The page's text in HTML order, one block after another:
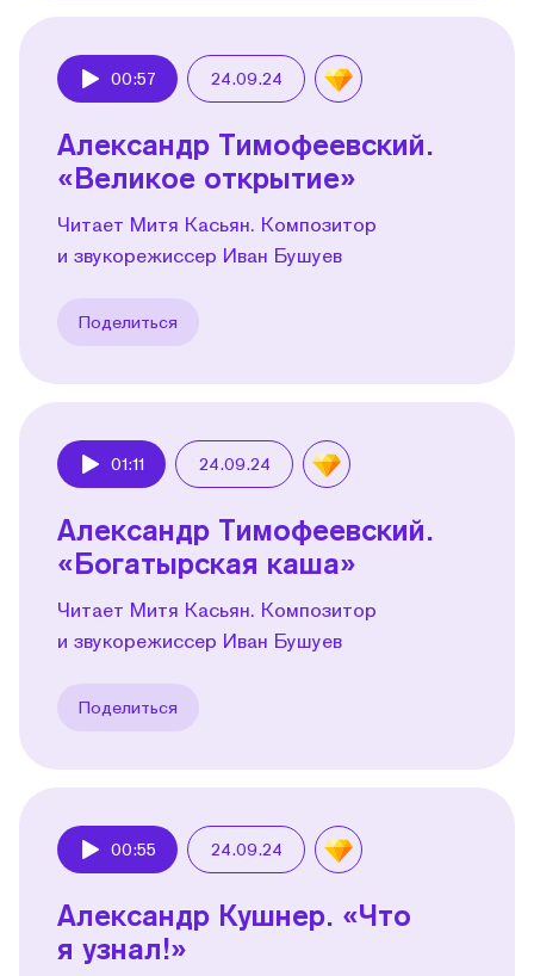
00:57 24.09.24
Александр Тимофеевский.
«Великое открытие»
Читает Митя Касьян. Композитор
и звукорежиссер Иван Бушуев
Поделиться
01:11 24.09.24
Александр Тимофеевский.
«Богатырская каша»
Читает Митя Касьян. Композитор
и звукорежиссер Иван Бушуев
Поделиться
00:55 24.09.24
Александр Кушнер. «Что
я узнал!»